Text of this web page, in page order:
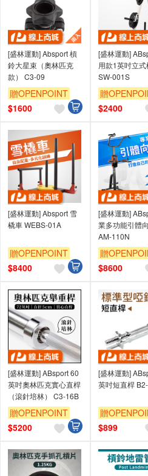
[盛林運動] Absport 槓
鈴大星束（奧林匹克
款） C3-09
贈OPENPOINT
$1600
[盛林運動]
用款1英吋立
SW-001S
贈
$2400
[盛林運動] Absport 雪
橇車 WEBS-01A
贈OPENPOINT
$8400
[盛林運動]
業多功能引體
AM-110N
贈
$8600
[盛林運動] ABsport 60
英吋奧林匹克實心直桿
（滾針培林） C3-16B
贈OPENPOINT
$5200
[盛林運動]
英吋短直桿
贈
$899